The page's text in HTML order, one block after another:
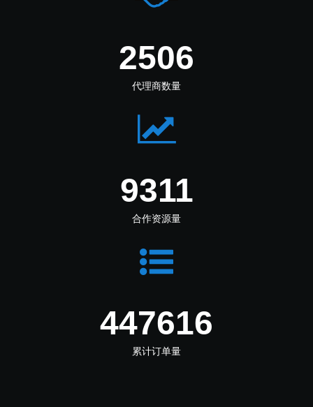
2988
代理商数量
11102
合作资源量
533696
累计订单量